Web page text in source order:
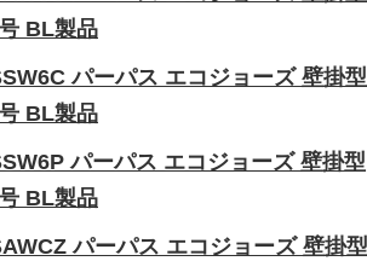
BL製品
パーパス エコジョーズ 壁掛型
BL製品
パーパス エコジョーズ 壁掛型
BL製品
パーパス エコジョーズ 壁掛型